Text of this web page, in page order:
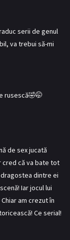
serii de genul
va trebui să-mi
rusescă🤣🤭
de sex jucată
cred că va bate tot
dintre ei
Iar jocul lui
am crezut în
Ce serial!